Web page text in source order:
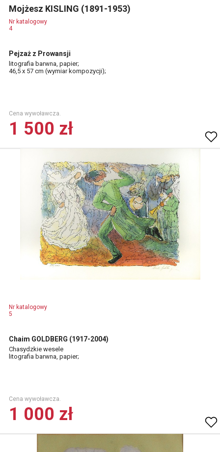
Mojżesz KISLING (1891-1953)
Nr katalogowy
4
Pejzaż z Prowansji
litografia barwna, papier;
46,5 x 57 cm (wymiar kompozycji);
Cena wywoławcza.
1 500 zł
Nr katalogowy
5
Chaim GOLDBERG (1917-2004)
Chasydzkie wesele
litografia barwna, papier;
Cena wywoławcza.
1 000 zł